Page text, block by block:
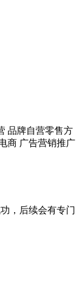
品牌自营零售方
商 广告营销推广
，后续会有专门